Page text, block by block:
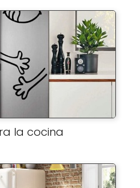
la cocina